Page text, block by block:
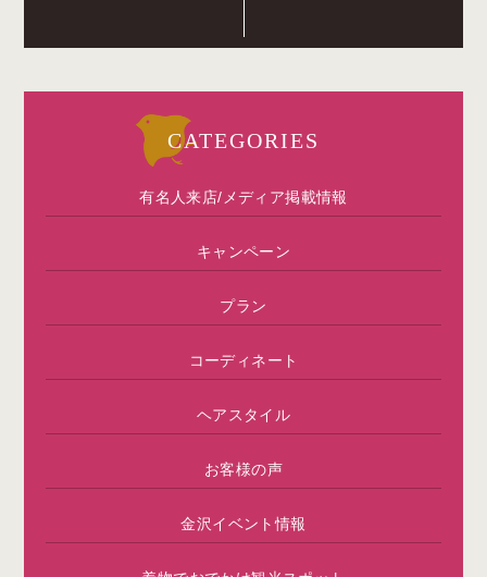
CATEGORIES
有名人来店/メディア掲載情報
キャンペーン
プラン
コーディネート
ヘアスタイル
お客様の声
金沢イベント情報